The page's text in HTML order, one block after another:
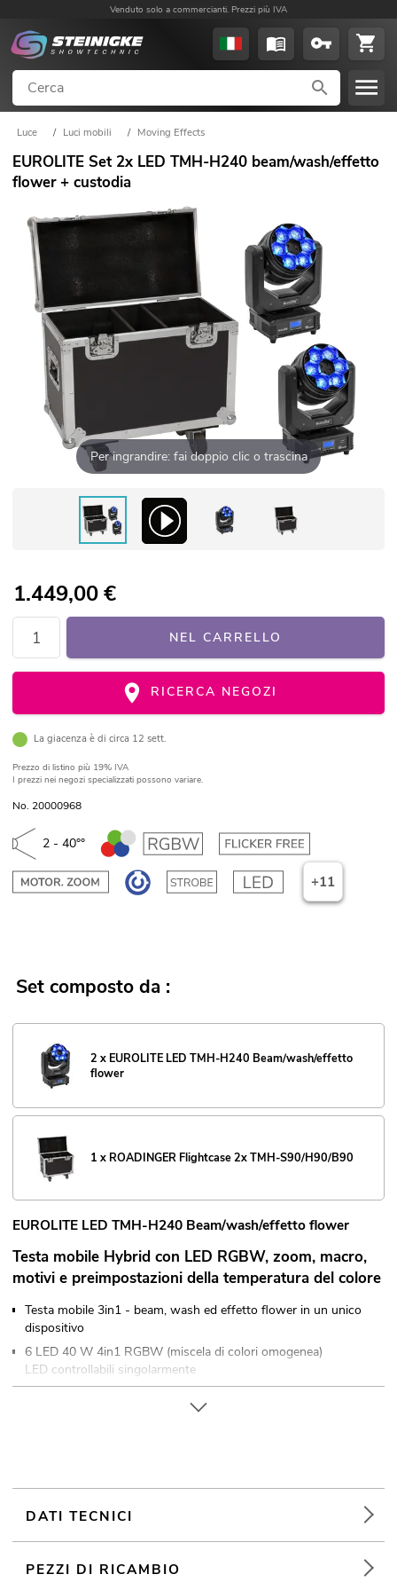
Venduto solo a commercianti. Prezzi più IVA
Luce / Luci mobili / Moving Effects
EUROLITE Set 2x LED TMH-H240 beam/wash/effetto
flower + custodia
Per ingrandire: fai doppio clic o trascina
1.449,00€
NEL CARRELLO
RICERCA NEGOZI
La giacenza è di circa 12 sett.
Prezzo di listino più 19% IVA
I prezzi nei negozi specializzati possono variare.
No. 20000968
2 - 40°°
+11
Set composto da :
2 x EUROLITE LED TMH-H240 Beam/wash/effetto
flower
1 x ROADINGER Flightcase 2x TMH-S90/H90/B90
EUROLITE LED TMH-H240 Beam/wash/effetto flower
Testa mobile Hybrid con LED RGBW, zoom, macro,
motivi e preimpostazioni della temperatura del colore
Testa mobile 3in1 - beam, wash ed effetto flower in un unico
dispositivo
6 LED 40 W 4in1 RGBW (miscela di colori omogenea)
LED controllabili singolarmente
Angolo PAN commutabile tra 540°e 360°
Zoom motorizzato; Rotazione lente
Miscela di colori in continuo; Cambio colore; Colori
Effetto stroboscopico; Effetto a ventaglio; Effetto floreale;
DATI TECNICI
PEZZI DI RICAMBIO